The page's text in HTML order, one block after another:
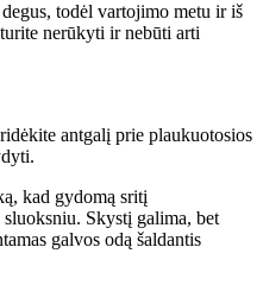
todėl vartojimo metu ir iš
nerūkyti ir nebūti arti
antgalį prie plaukuotosios
kad gydomą sritį
Skystį galima, bet
galvos odą šaldantis